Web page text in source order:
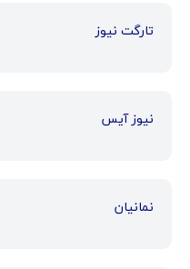
تارگت نیوز
نیوز آیس
نمانیان